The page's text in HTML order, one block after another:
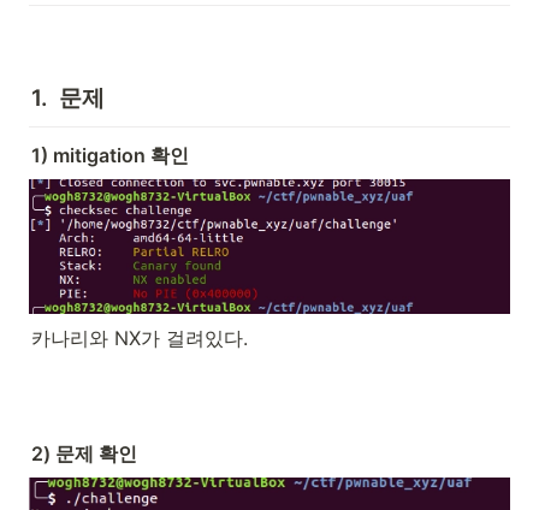
1.  문제
1) mitigation 확인
카나리와 NX가 걸려있다.
2) 문제 확인